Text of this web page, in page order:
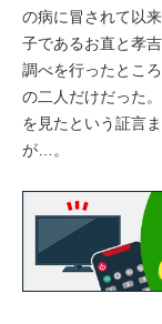
の病に冒されて以
子であるお直と孝
調べを行ったとこ
の二人だけだった
を見たという証言
が…。